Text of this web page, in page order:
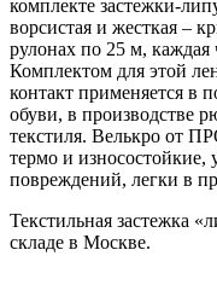
комплекте застежки-
ворсистая и жесткая –
рулонах по 25 м, каждая
Комплектом для этой
контакт применяется в
обуви, в производстве
текстиля. Велькро от
термо и
повреждений, легки в
Текстильная застежка
складе в Москве.